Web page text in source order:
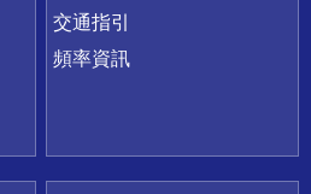
交通指引
頻率資訊